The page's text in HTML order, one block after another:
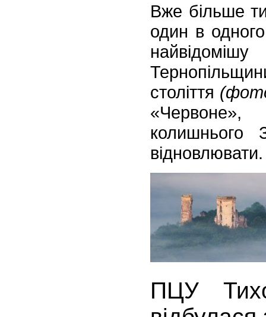
Вже більше
один в
століття
колишнього
відновлювати.
ПЦУ